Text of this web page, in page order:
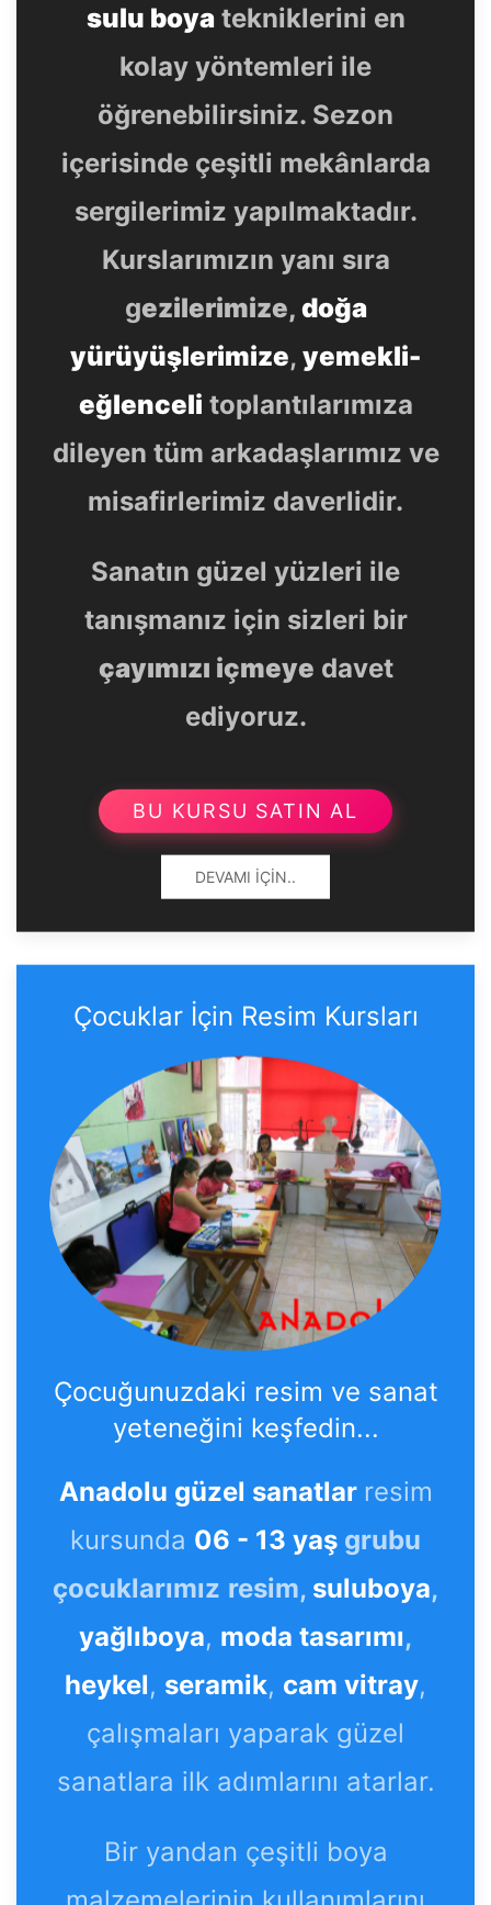
sulu boyatekniklerini en
kolay yöntemleri ile
öğrenebilirsiniz. Sezon
içerisinde çeşitli mekânlarda
sergilerimiz yapılmaktadır.
Kurslarımızın yanı sıra
gezilerimize, doğa
yürüyüşlerimize, yemekli-
eğlenceli toplantılarımıza
dileyen tüm arkadaşlarımız ve
misafirlerimiz daverlidir.
Sanatın güzel yüzleri ile
tanışmanız için sizleri bir
çayımızı içmeye davet
ediyoruz.
BU KURSU SATIN AL
DEVAMI İÇIN..
Çocuklar İçin Resim Kursları
Çocuğunuzdaki resim ve sanat
yeteneğini keşfedin...
Anadolu güzel sanatlar resim
kursunda 06 - 13 yaş grubu
çocuklarımız resim, suluboya,
yağlıboya, moda tasarımı,
heykel, seramik, cam vitray,
çalışmaları yaparak güzel
sanatlara ilk adımlarını atarlar.
Bir yandan çeşitli boya